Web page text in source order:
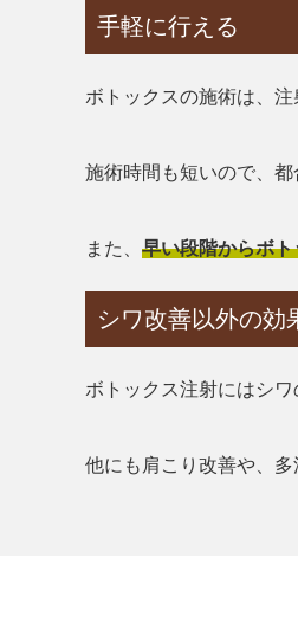
手軽に行える
ボトックスの施術は、
施術時間も短いので、
また、 早い段階からボ
シワ改善以外の効
ボトックス注射にはシ
他にも肩こり改善や、